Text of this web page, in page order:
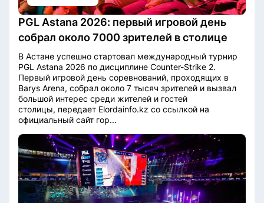
PGL Astana 2026: первый игровой день
собрал около 7000 зрителей в столице
В Астане успешно стартовал международный турнир
PGL Astana 2026 по дисциплине Counter-Strike 2.
Первый игровой день соревнований, проходящих в
Barys Arena, собрал около 7 тысяч зрителей и вызвал
большой интерес среди жителей и гостей
столицы, передает Elordainfo.kz со ссылкой на
официальный сайт гор...